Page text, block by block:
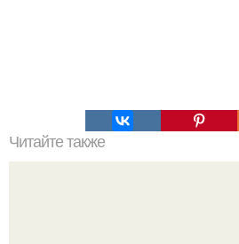
Читайте также